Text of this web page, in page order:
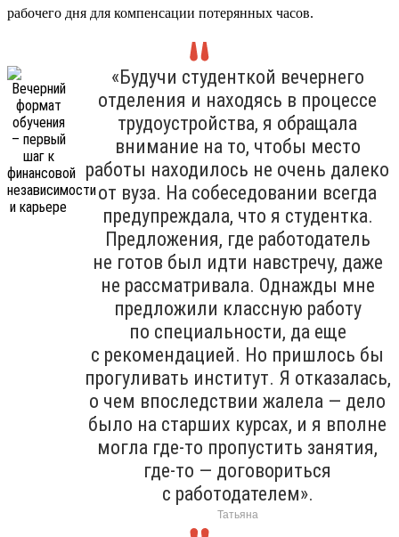
рабочего дня для компенсации потерянных часов.
«Будучи студенткой вечернего
отделения и находясь в процессе
трудоустройства, я обращала
внимание на то, чтобы место
работы находилось не очень далеко
от вуза. На собеседовании всегда
предупреждала, что я студентка.
Предложения, где работодатель
не готов был идти навстречу, даже
не рассматривала. Однажды мне
предложили классную работу
по специальности, да еще
с рекомендацией. Но пришлось бы
прогуливать институт. Я отказалась,
о чем впоследствии жалела — дело
было на старших курсах, и я вполне
могла где-то пропустить занятия,
где-то — договориться
с работодателем».
Татьяна